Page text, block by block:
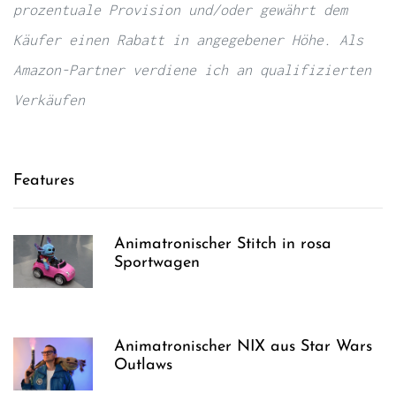
prozentuale Provision und/oder gewährt dem
Käufer einen Rabatt in angegebener Höhe. Als
Amazon-Partner verdiene ich an qualifizierten
Verkäufen
Features
Animatronischer Stitch in rosa
Sportwagen
Animatronischer NIX aus Star Wars
Outlaws